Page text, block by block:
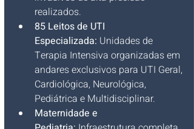
realizados.
85 Leitos de UTI
Especializada: Unidades de
Terapia Intensiva organizadas em
andares exclusivos para UTI Geral,
Cardiológica, Neurológica,
Pediátrica e Multidisciplinar.
Maternidade e